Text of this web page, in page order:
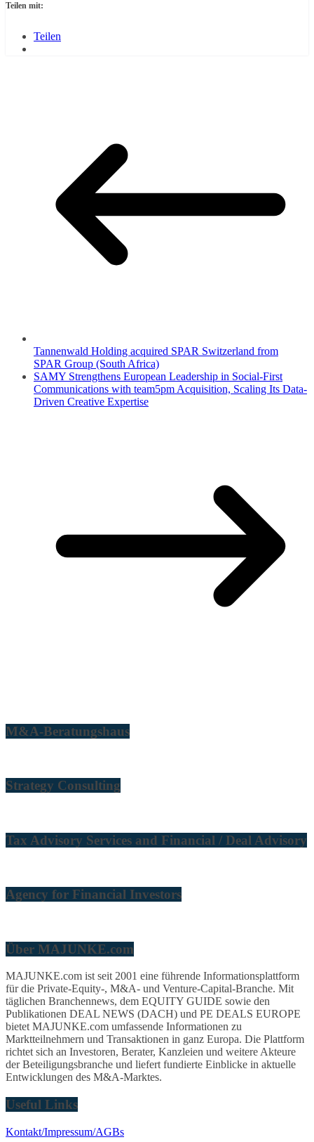
Teilen mit:
Teilen
Tannenwald Holding acquired SPAR Switzerland from
SPAR Group (South Africa)
SAMY Strengthens European Leadership in Social-First
Communications with team5pm Acquisition, Scaling Its Data-
Driven Creative Expertise
M&A-Beratungshaus
Strategy Consulting
Tax Advisory Services and Financial / Deal Advisory
Agency for Financial Investors
Über MAJUNKE.com
MAJUNKE.com ist seit 2001 eine führende Informationsplattform
für die Private-Equity-, M&A- und Venture-Capital-Branche. Mit
täglichen Branchennews, dem EQUITY GUIDE sowie den
Publikationen DEAL NEWS (DACH) und PE DEALS EUROPE
bietet MAJUNKE.com umfassende Informationen zu
Marktteilnehmern und Transaktionen in ganz Europa. Die Plattform
richtet sich an Investoren, Berater, Kanzleien und weitere Akteure
der Beteiligungsbranche und liefert fundierte Einblicke in aktuelle
Entwicklungen des M&A-Marktes.
Useful Links
Kontakt/Impressum/AGBs